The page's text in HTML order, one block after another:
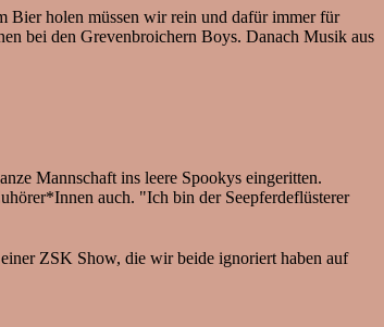
holen müssen wir rein und dafür immer für
bei den Grevenbroichern Boys. Danach Musik aus
Mannschaft ins leere Spookys eingeritten.
auch. "Ich bin der Seepferdeflüsterer
ZSK Show, die wir beide ignoriert haben auf